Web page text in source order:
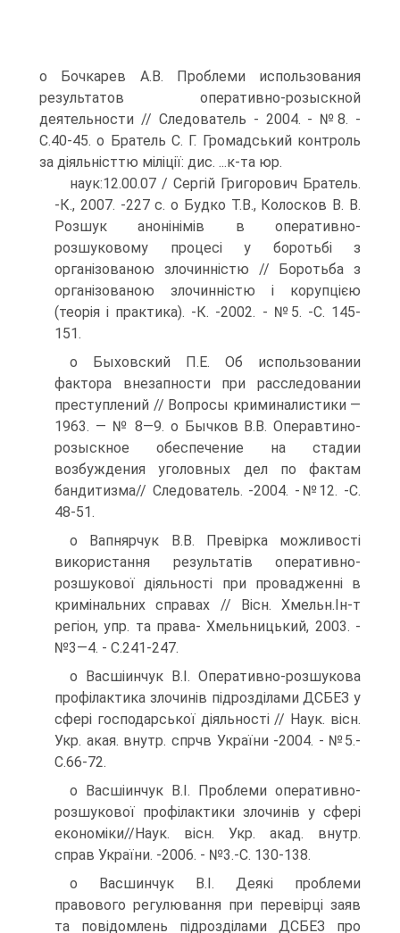
о Бочкарев А.В. Проблеми использования
результатов оперативно-розыскной
деятельности // Следователь - 2004. - №8. -
С.40-45. о Братель С. Г. Громадський контроль
за діяльністтю міліції: дис. ...к-та юр.
наук:12.00.07 / Сергій Григорович Братель.
-К., 2007. -227 с. о Будко Т.В., Колосков В. В.
Розшук анонінімів в оперативно-
розшуковому процесі у боротьбі з
організованою злочинністю // Боротьба з
організованою злочинністю і корупцією
(теорія і практика). -К. -2002. - №5. -С. 145-
151.
о Быховский П.Е. Об использовании
фактора внезапности при расследовании
преступлений // Вопросы криминалистики —
1963. — № 8—9. о Бычков В.В. Операвтино-
розыскное обеспечение на стадии
возбуждения уголовных дел по фактам
бандитизма// Следователь. -2004. -№12. -С.
48-51.
о Вапнярчук В.В. Превірка можливості
використання результатів оперативно-
розшукової діяльності при провадженні в
кримінальних справах // Вісн. Хмельн.Ін-т
регіон, упр. та права- Хмельницький, 2003. -
№3—4. - С.241-247.
о Васшіинчук В.І. Оперативно-розшукова
профілактика злочинів підрозділами ДСБЕЗ у
сфері господарської діяльності // Наук. вісн.
Укр. акая. внутр. спрчв України -2004. - №5.-
С.66-72.
о Васшіинчук В.І. Проблеми оперативно-
розшукової профілактики злочинів у сфері
економіки//Наук. вісн. Укр. акад. внутр.
справ України. -2006. - №3.-С. 130-138.
о Васшинчук В.І. Деякі проблеми
правового регулювання при перевірці заяв
та повідомлень підрозділами ДСБЕЗ про